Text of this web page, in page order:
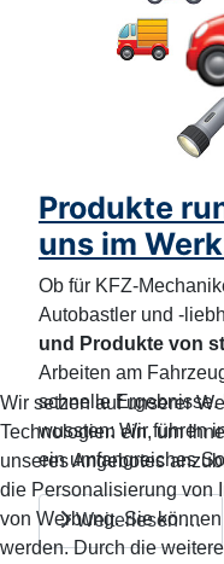
Produkte
uns im
Ob für KFZ-
Autobastler und -
und Produkte von
Arbeiten am
schnelle Ergebnisse.
wussten: Wir führen
ein umfangreiches
Weiterlesen …
Wir setzen auf unserer
Technologien ein, um
unseres Angebotes
die Personalisierung von
von Werbung. Sie
werden. Durch die